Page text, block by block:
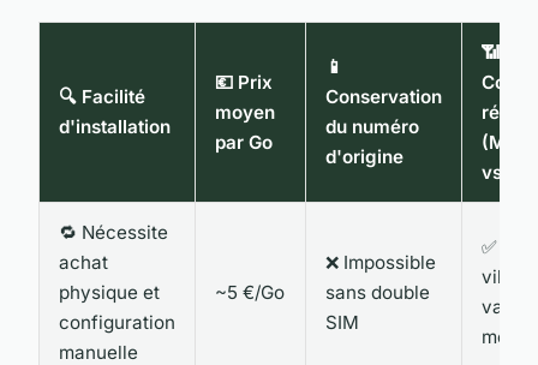
🔍 Facilité
d'installation
💶 Prix
moyen
par Go
📱
Conservation
du numéro
d'origine
📶
vs
🔁 Nécessite
achat
physique et
configuration
manuelle
~5 €/Go
❌ Impossible
sans double
SIM
✅
ville,